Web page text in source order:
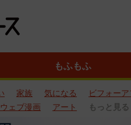
もふもふ
家族 気になる ビフォー
ウェブ漫画
アート もっと見る